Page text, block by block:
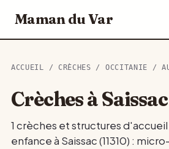
Maman du Var
ACCUEIL / CRÈCHES / OCCITANIE /
Crèches à Saissac
1 crèches et structures
enfance à Saissac (11310) :